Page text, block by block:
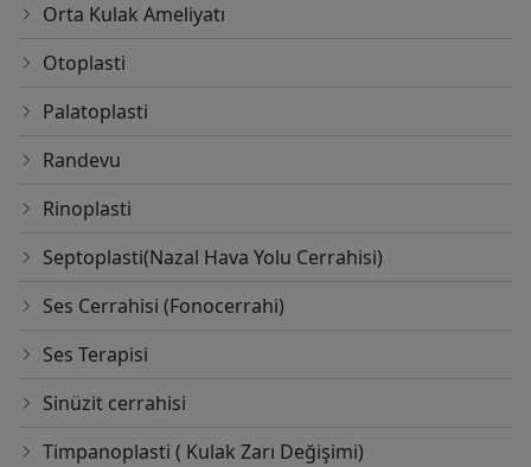
Orta Kulak Ameliyatı
Otoplasti
Palatoplasti
Randevu
Rinoplasti
Septoplasti(Nazal Hava Yolu Cerrahisi)
Ses Cerrahisi (Fonocerrahi)
Ses Terapisi
Sinüzit cerrahisi
Timpanoplasti ( Kulak Zarı Değişimi)